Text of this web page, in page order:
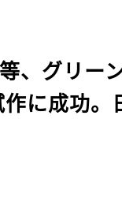
、グリー
に成功。